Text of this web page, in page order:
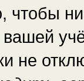
чтобы
вашей
не